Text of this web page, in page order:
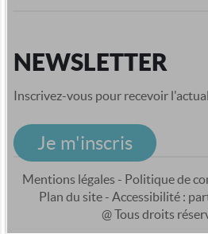
NEWSLETTER
Inscrivez-vous pour recevoir
Je m'inscris
Mentions légales - Politique de
Plan du site - Accessibilité :
@ Tous droits